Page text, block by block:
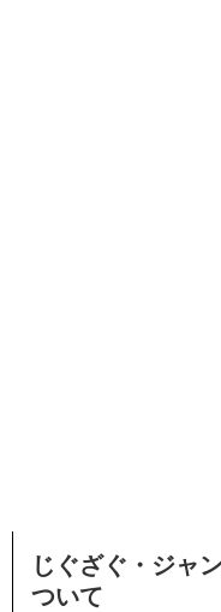
じぐざぐ・ジャ
ついて